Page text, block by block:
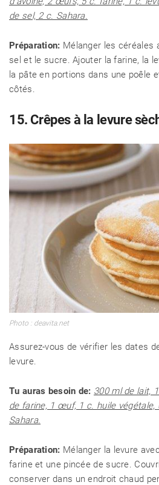
de sel, 2 c. Sahara.
Préparation: Mélanger les
sel et le sucre. Ajouter la farine, la
la pâte en portions dans une poêle
côtés.
15. Crêpes à la levure
Photo : deavita.net
Assurez-vous de vérifier les dates
levure.
Tu auras besoin de: 300 ml de lait,
de farine, 1 œuf, 1 c. huile végétale,
Sahara.
Préparation: Mélanger la levure
farine et une pincée de sucre.
conserver dans un endroit chaud